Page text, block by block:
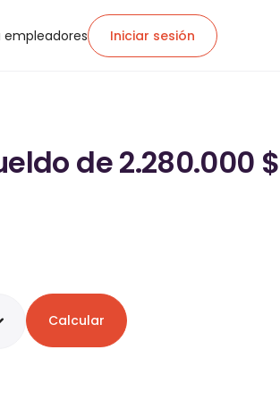
empleadores Iniciar sesión
de 2.280.000 $
Calcular